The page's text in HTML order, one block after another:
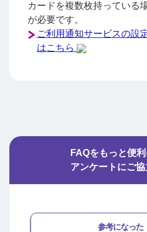
カードを複数枚持っている
が必要です。
ご利用通知サービスの設
はこちら
FAQをもっと便
アンケートにご
参考になった